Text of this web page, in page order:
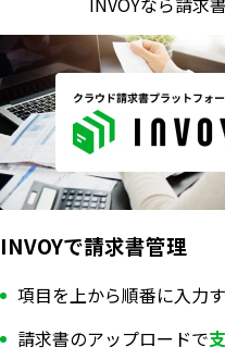
INVOYで請求書管理
項目を上から順番に入力
請求書のアップロードで